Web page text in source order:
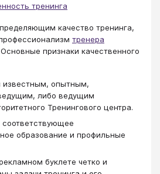
тренинга
качество тренинга,
тренера
Основные признаки качественного
известным, опытным,
либо ведущим
Тренингового центра.
образование и профильные
буклете четко и